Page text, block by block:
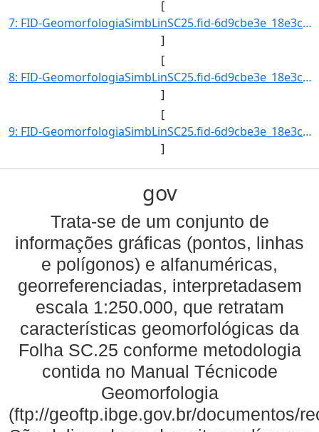
[
7: FID-GeomorfologiaSimbLinSC25.fid-6d9cbe3e_18e3cb6078c_-6be9-Folha-SC25-Codigo_Grupo_Genese-4-Nome_Gr]
]
[
8: FID-GeomorfologiaSimbLinSC25.fid-6d9cbe3e_18e3cb6078c_-6be8-Folha-SC25-Codigo_Grupo_Genese-4-Nome_Gr]
]
[
9: FID-GeomorfologiaSimbLinSC25.fid-6d9cbe3e_18e3cb6078c_-6be7-Folha-SC25-Codigo_Grupo_Genese-4-Nome_Gr]
]
gov
Trata-se de um conjunto de
informações gráficas (pontos, linhas
e polígonos) e alfanuméricas,
georreferenciadas, interpretadasem
escala 1:250.000, que retratam
características geomorfológicas da
Folha SC.25 conforme metodologia
contida no Manual Técnicode
Geomorfologia
(ftp://geoftp.ibge.gov.br/documentos/